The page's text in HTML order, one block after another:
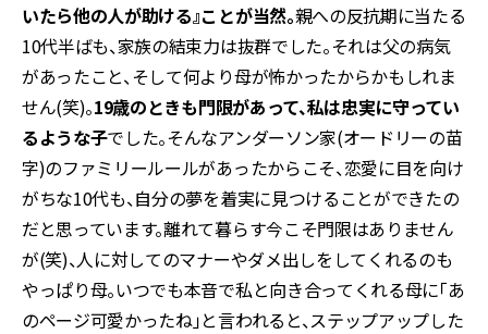
いたら他の人が助ける』ことが当然。親への反抗期に当たる
10代半ばも、家族の結束力は抜群でした。それは父の病気
があったこと、そして何より母が怖かったからかもしれま
せん(笑)。19歳のときも門限があって、私は忠実に守ってい
るような子でした。そんなアンダーソン家(オードリーの苗
字)のファミリールールがあったからこそ、恋愛に目を向け
がちな10代も、自分の夢を着実に見つけることができたの
だと思っています。離れて暮らす今こそ門限はありません
が(笑)、人に対してのマナーやダメ出しをしてくれるのも
やっぱり母。いつでも本音で私と向き合ってくれる母に「あ
のページ可愛かったね」と言われると、ステップアップした